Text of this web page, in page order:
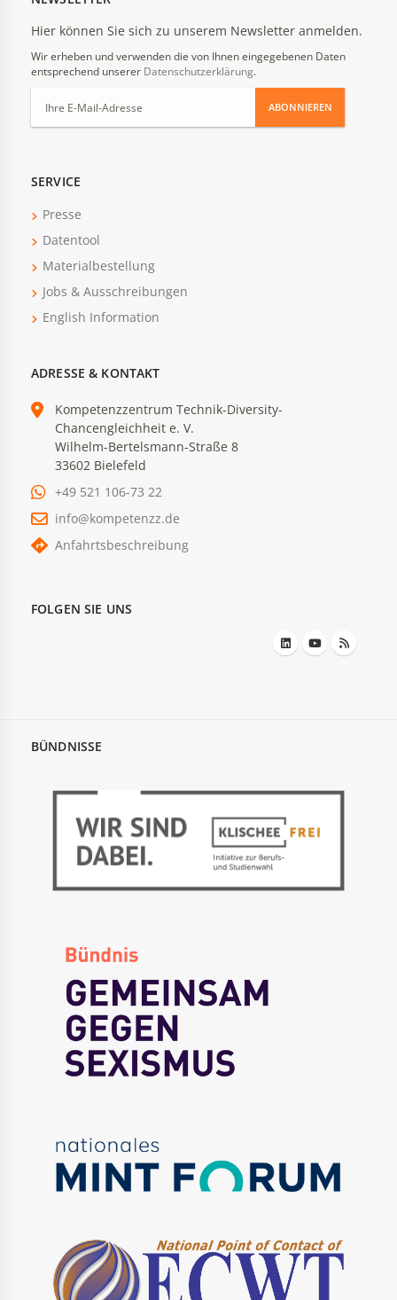
Hier können Sie sich zu unserem Newsletter anmelden.
Wir erheben und verwenden die von Ihnen eingegebenen Daten
entsprechend unserer Datenschutzerklärung.
ABONNIEREN
SERVICE
Presse
Datentool
Materialbestellung
Jobs & Ausschreibungen
English Information
ADRESSE & KONTAKT
Kompetenzzentrum Technik-Diversity-
Chancengleichheit e. V.
Wilhelm-Bertelsmann-Straße 8
33602 Bielefeld
+49 521 106-73 22
info@kompetenzz.de
Anfahrtsbeschreibung
FOLGEN SIE UNS
BÜNDNISSE